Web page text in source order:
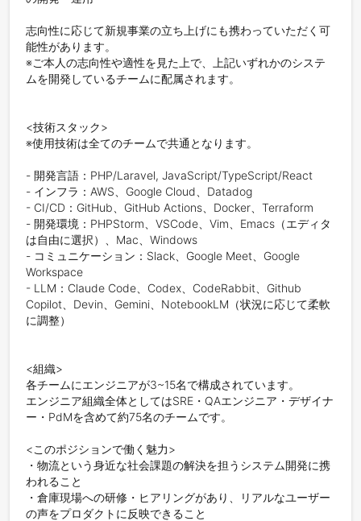
志向性に応じて新規事業の立ち上げにも携わっていただく可
能性があります。
※ご本人の志向性や適性を見た上で、上記いずれかのシステ
ムを開発しているチームに配属されます。
<技術スタック>
※使用技術は全てのチームで共通となります。
- 開発言語：PHP/Laravel, JavaScript/TypeScript/React
- インフラ：AWS、Google Cloud、Datadog
- CI/CD：GitHub、GitHub Actions、Docker、Terraform
- 開発環境：PHPStorm、VSCode、Vim、Emacs（エディタ
は自由に選択）、Mac、Windows
- コミュニケーション：Slack、Google Meet、Google
Workspace
- LLM：Claude Code、Codex、CodeRabbit、Github
Copilot、Devin、Gemini、NotebookLM（状況に応じて柔軟
に調整）
<組織>
各チームにエンジニアが3~15名で構成されています。
エンジニア組織全体としてはSRE・QAエンジニア・デザイナ
ー・PdMを含めて約75名のチームです。
<このポジションで働く魅力>
・物流という身近な社会課題の解決を担うシステム開発に携
われること
・倉庫現場への研修・ヒアリングがあり、リアルなユーザー
の声をプロダクトに反映できること